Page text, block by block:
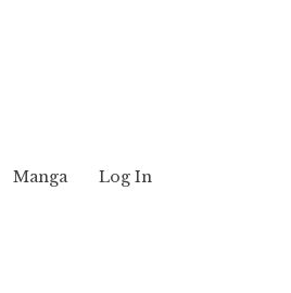
Manga Log In